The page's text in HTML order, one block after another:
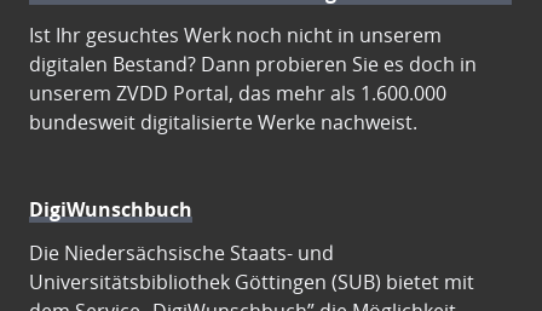
Ist Ihr gesuchtes Werk noch nicht in unserem
digitalen Bestand? Dann probieren Sie es doch in
unserem ZVDD Portal, das mehr als 1.600.000
bundesweit digitalisierte Werke nachweist.
DigiWunschbuch
Die Niedersächsische Staats- und
Universitätsbibliothek Göttingen (SUB) bietet mit